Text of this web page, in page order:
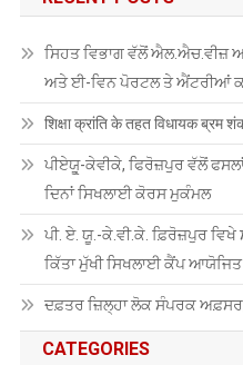
ਸਿਹਤ ਵਿਭਾਗ ਵੱਲੋਂ ਐਲ.ਐਚ.ਵੀਜ਼
ਅਤੇ ਈ-ਵਿਨ ਪੋਰਟਲ ਤੇ ਐਂਟਰੀਆਂ
शिक्षा क्रांति के तहत विधायक ब्रम
ਪੀਏਯੂੑ-ਕੇਵੀਕੇ, ਫਿਰੋਜ਼ਪੁਰ ਵੱਲੋਂ
ਦਿਨਾਂ ਸਿਖਲਾਈ ਕੋਰਸ ਮੁਕੰਮਲ
ਪੀ. ਏ. ਯੂ.-ਕੇ.ਵੀ.ਕੇ. ਫ਼ਿਰੋਜ਼ਪੁਰ
ਕਿੱਤਾ ਮੁੱਖੀ ਸਿਖਲਾਈ ਕੈਂਪ ਆਯੋਜਿਤ
ਦਫ਼ਤਰ ਜ਼ਿਲ੍ਹਾ ਲੋਕ ਸੰਪਰਕ
CATEGORIES